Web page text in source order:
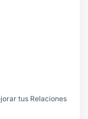
tus Relaciones